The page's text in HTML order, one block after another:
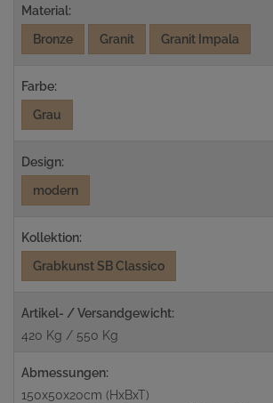
Material:
Bronze
Granit Granit Impala
Farbe:
Grau
Design:
modern
Kollektion:
Grabkunst SB Classico
Artikel- / Versandgewicht:
420 Kg / 550 Kg
Abmessungen:
150x50x20cm (HxBxT)